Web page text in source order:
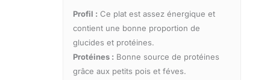
Profil : Ce plat est assez énergique et
contient une bonne proportion de
glucides et protéines.
Protéines : Bonne source de protéines
grâce aux petits pois et féves.